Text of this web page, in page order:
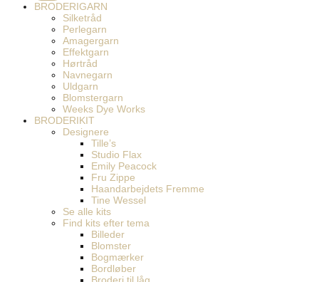
BRODERIGARN
Silketråd
Perlegarn
Amagergarn
Effektgarn
Hørtråd
Navnegarn
Uldgarn
Blomstergarn
Weeks Dye Works
BRODERIKIT
Designere
Tille’s
Studio Flax
Emily Peacock
Fru Zippe
Haandarbejdets Fremme
Tine Wessel
Se alle kits
Find kits efter tema
Billeder
Blomster
Bogmærker
Bordløber